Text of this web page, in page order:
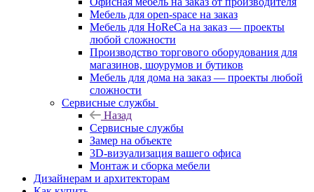
Мебель для open-space на заказ
Мебель для HoReCa на заказ — проекты
любой сложности
Производство торгового оборудования для
магазинов, шоурумов и бутиков
Мебель для дома на заказ — проекты любой
сложности
Сервисные службы
Назад
Сервисные службы
Замер на объекте
3D-визуализация вашего офиса
Монтаж и сборка мебели
Дизайнерам и архитекторам